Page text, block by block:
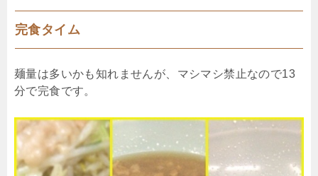
完食タイム
麺量は多いかも知れませんが、マシマシ禁止なので13
分で完食です。